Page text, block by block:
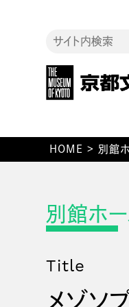
HOME > 別館
Title
メゾソ